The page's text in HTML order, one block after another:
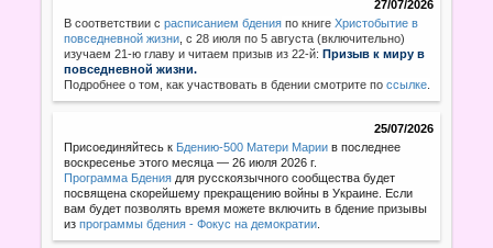
27/07/2026
В соответствии с расписанием бдения по книгеХристобытие в
повседневной жизни с 28 июля по 5 августа (включительно)
изучаем 21-ю главу и читаем призыв из 22-й:Призыв к миру в
повседневной жизни.
Подробнее о том, как участвовать в бдении смотрите поссылке
25/07/2026
Присоединяйтесь к Бдению-500 Матери Марии в последнее
воскресенье этого месяца — 26 июля 2026 г.
Программа Бдения для русскоязычного сообщества будет
посвящена скорейшему прекращению войны в Украине. Если
вам будет позволять время можете включить в бдение призывы
изпрограммы бдения - Фокус на демократии